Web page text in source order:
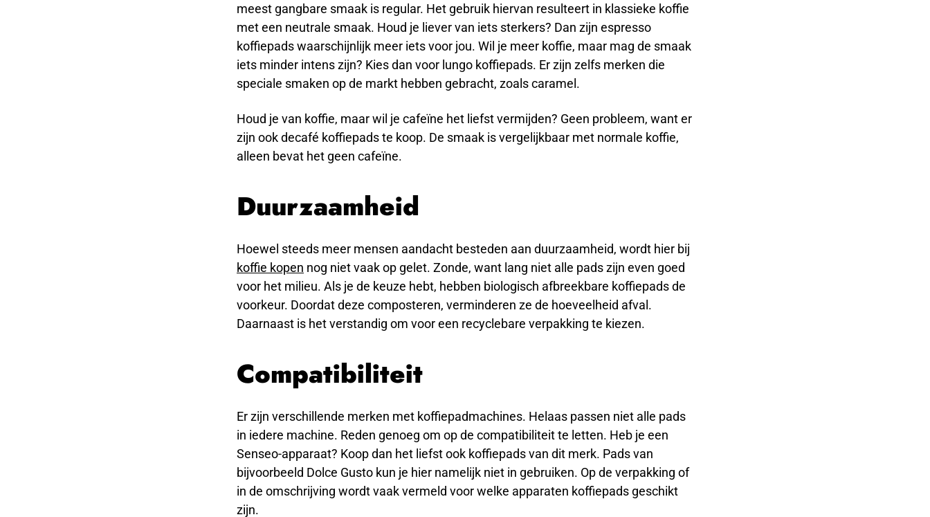
meest gangbare smaak is regular. Het gebruik hiervan resulteert in klassieke koffie
met een neutrale smaak. Houd je liever van iets sterkers? Dan zijn espresso
koffiepads waarschijnlijk meer iets voor jou. Wil je meer koffie, maar mag de smaak
iets minder intens zijn? Kies dan voor lungo koffiepads. Er zijn zelfs merken die
speciale smaken op de markt hebben gebracht, zoals caramel.
Houd je van koffie, maar wil je cafeïne het liefst vermijden? Geen probleem, want er
zijn ook decafé koffiepads te koop. De smaak is vergelijkbaar met normale koffie,
alleen bevat het geen cafeïne.
Duurzaamheid
Hoewel steeds meer mensen aandacht besteden aan duurzaamheid, wordt hier bij
koffie kopen nog niet vaak op gelet. Zonde, want lang niet alle pads zijn even goed
voor het milieu. Als je de keuze hebt, hebben biologisch afbreekbare koffiepads de
voorkeur. Doordat deze composteren, verminderen ze de hoeveelheid afval.
Daarnaast is het verstandig om voor een recyclebare verpakking te kiezen.
Compatibiliteit
Er zijn verschillende merken met koffiepadmachines. Helaas passen niet alle pads
in iedere machine. Reden genoeg om op de compatibiliteit te letten. Heb je een
Senseo-apparaat? Koop dan het liefst ook koffiepads van dit merk. Pads van
bijvoorbeeld Dolce Gusto kun je hier namelijk niet in gebruiken. Op de verpakking of
in de omschrijving wordt vaak vermeld voor welke apparaten koffiepads geschikt
zijn.